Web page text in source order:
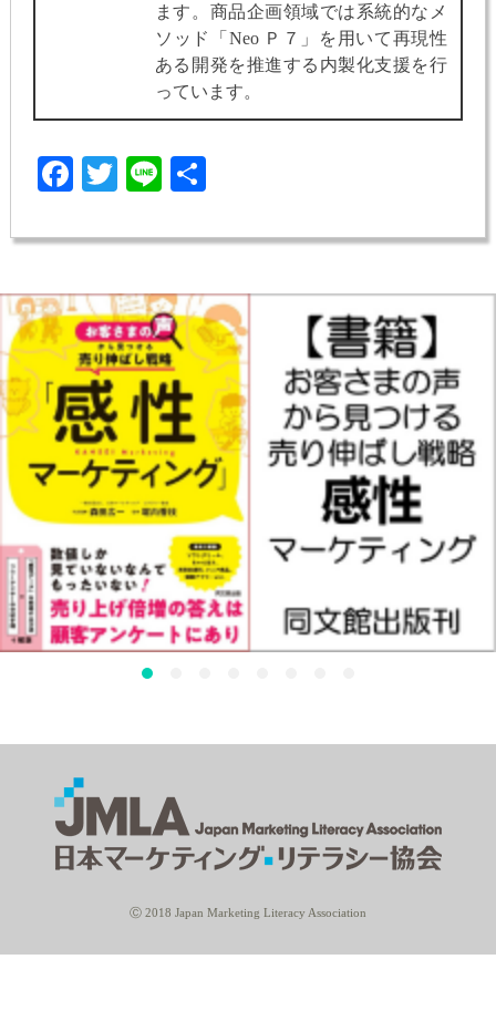
ます。商品企画領域では系統的なメ
ソッド「Neo Ｐ７」を用いて再現性
ある開発を推進する内製化支援を行
っています。
Facebook
Twitter
Line
Ⓒ 2018 Japan Marketing Literacy Association